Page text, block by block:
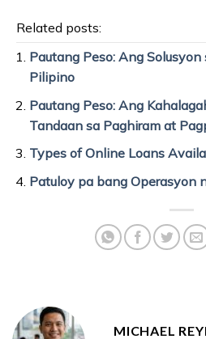
Related posts:
Pautang Peso: Ang
Pilipino
Pautang Peso: Ang
Tandaan sa Paghiram at
Types of Online Loans
Patuloy pa bang Operasyon
MICHAEL